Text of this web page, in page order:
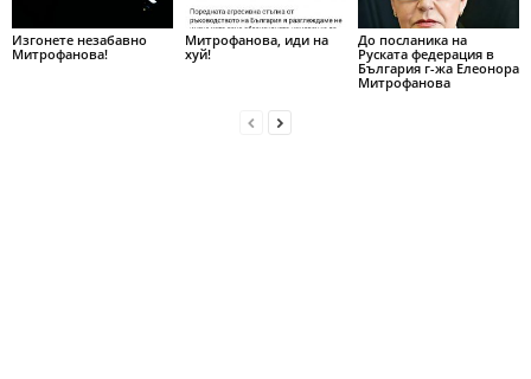
Изгонете незабавно
Митрофанова!
Митрофанова, иди на
хуй!
До посланика на
Руската федерация в
България г-жа Елеонора
Митрофанова